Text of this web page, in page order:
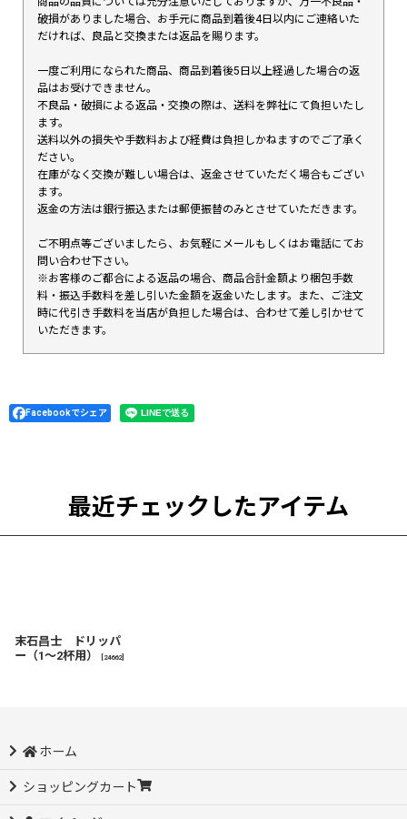
破損がありました場合、お手元に商品到着後4日以内にご連絡いた
だければ、良品と交換または返品を賜ります。
一度ご利用になられた商品、商品到着後5日以上経過した場合の返
品はお受けできません。
不良品・破損による返品・交換の際は、送料を弊社にて負担いたし
ます。
送料以外の損失や手数料および経費は負担しかねますのでご了承く
ださい。
在庫がなく交換が難しい場合は、返金させていただく場合もござい
ます。
返金の方法は銀行振込または郵便振替のみとさせていただきます。
ご不明点等ございましたら、お気軽にメールもしくはお電話にてお
問い合わせ下さい。
※お客様のご都合による返品の場合、商品合計金額より梱包手数
料・振込手数料を差し引いた金額を返金いたします。また、ご注文
時に代引き手数料を当店が負担した場合は、合わせて差し引かせて
いただきます。
Facebookでシェア
最近チェックしたアイテム
末石昌士 ドリッパ
ー（1〜2杯用）
24662]
ホーム
ショッピングカート